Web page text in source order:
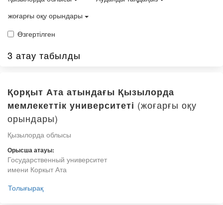
жоғарғы оқу орындары
Өзгертілген
3 атау табылды
Қорқыт Ата атындағы Қызылорда
мемлекеттік университеті (жоғарғы оқу
орындары)
Қызылорда облысы
Орысша атауы:
Государственный университет
имени Коркыт Ата
Толығырақ